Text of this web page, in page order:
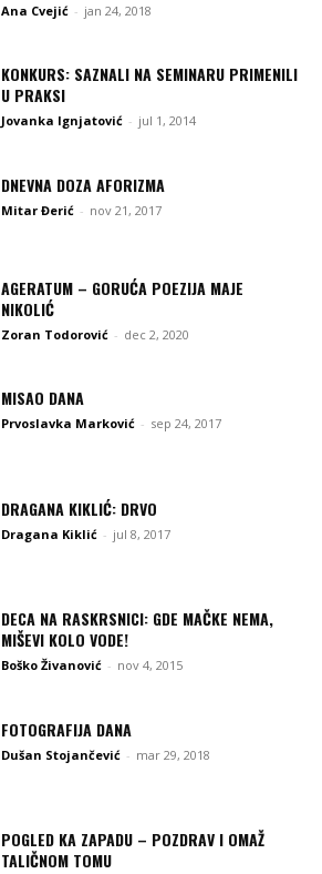
Ana Cvejić - jan 24, 2018
KONKURS: SAZNALI NA SEMINARU PRIMENILI
U PRAKSI
Jovanka Ignjatović - jul 1, 2014
DNEVNA DOZA AFORIZMA
Mitar Đerić - nov 21, 2017
AGERATUM – GORUĆA POEZIJA MAJE
NIKOLIĆ
Zoran Todorović - dec 2, 2020
MISAO DANA
Prvoslavka Marković - sep 24, 2017
DRAGANA KIKLIĆ: DRVO
Dragana Kiklić - jul 8, 2017
DECA NA RASKRSNICI: GDE MAČKE NEMA,
MIŠEVI KOLO VODE!
Boško Živanović - nov 4, 2015
FOTOGRAFIJA DANA
Dušan Stojančević - mar 29, 2018
POGLED KA ZAPADU – POZDRAV I OMAŽ
TALIČNOM TOMU